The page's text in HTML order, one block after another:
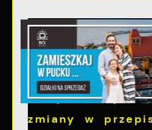
06 - 08 - 2026
Ustawa
zwięrząt w
utrzymania
zmiany w